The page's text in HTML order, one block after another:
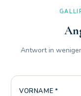
zwei Seiten von
Rahmen, um sich
Antwort in
VORNAME *